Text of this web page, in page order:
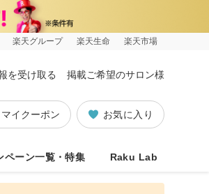
楽天グループ 楽天生命 楽天市場
を受け取る 掲載ご希望のサロン様
お気に入り
マイクーポン
ペーン一覧・特集 Raku Lab